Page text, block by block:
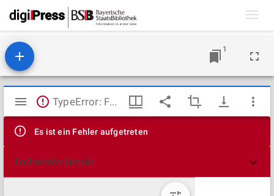
1
Mirador
Viewer
TypeError: Failed to fetch
Es ist ein Fehler aufgetreten
Technische Details